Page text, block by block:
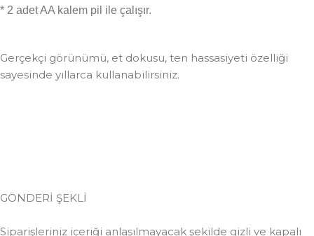
* 2 adet AA kalem pil ile çalışır.
Gerçekçi görünümü, et dokusu, ten hassasiyeti özelliği
sayesinde yıllarca kullanabilirsiniz.
GÖNDERİ ŞEKLİ
Siparişleriniz içeriği anlaşılmayacak şekilde gizli ve kapalı